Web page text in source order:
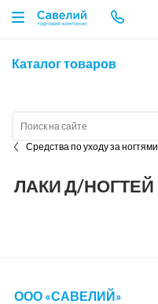
Каталог товаров
Средства по уходу за ногтями
ЛАКИ Д/НОГТЕЙ
ООО «САВЕЛИЙ»